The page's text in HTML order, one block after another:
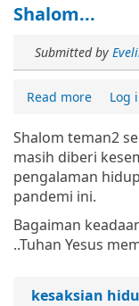
Shalom...
Submitted by
Read more Log
Shalom teman2
masih diberi
pengalaman
pandemi ini.
Bagaiman
..Tuhan Yesus
kesaksian